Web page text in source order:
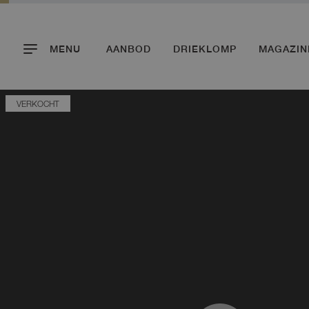
MENU AANBOD DRIEKLOMP
VERKOCHT